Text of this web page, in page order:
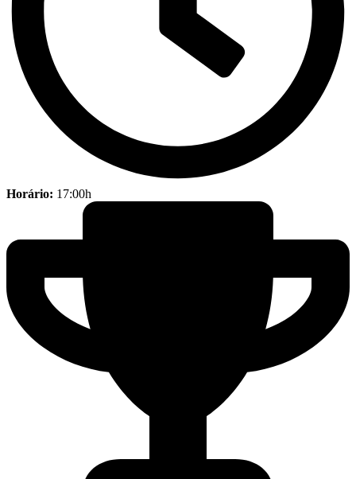
Horário: 17:00h